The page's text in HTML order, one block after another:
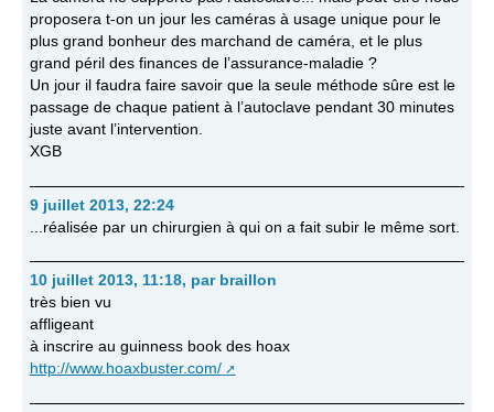
proposera t-on un jour les caméras à usage unique pour le
plus grand bonheur des marchand de caméra, et le plus
grand péril des finances de l’assurance-maladie ?
Un jour il faudra faire savoir que la seule méthode sûre est le
passage de chaque patient à l’autoclave pendant 30 minutes
juste avant l’intervention.
XGB
9 juillet 2013, 22:24
...réalisée par un chirurgien à qui on a fait subir le même sort.
10 juillet 2013, 11:18, par braillon
très bien vu
affligeant
à inscrire au guinness book des hoax
http://www.hoaxbuster.com/